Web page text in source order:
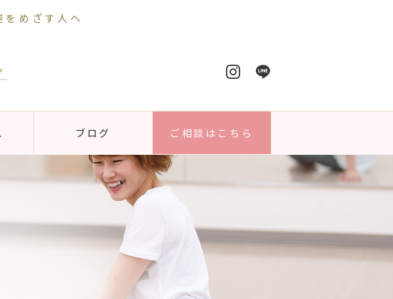
めざす人へ
ブログ ご相談はこちら